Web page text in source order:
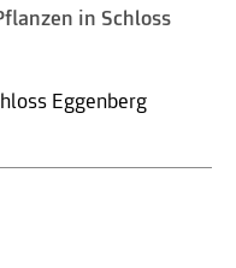
in Schloss
Eggenberg